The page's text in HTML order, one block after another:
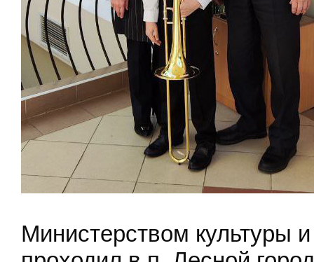
Министерством культуры